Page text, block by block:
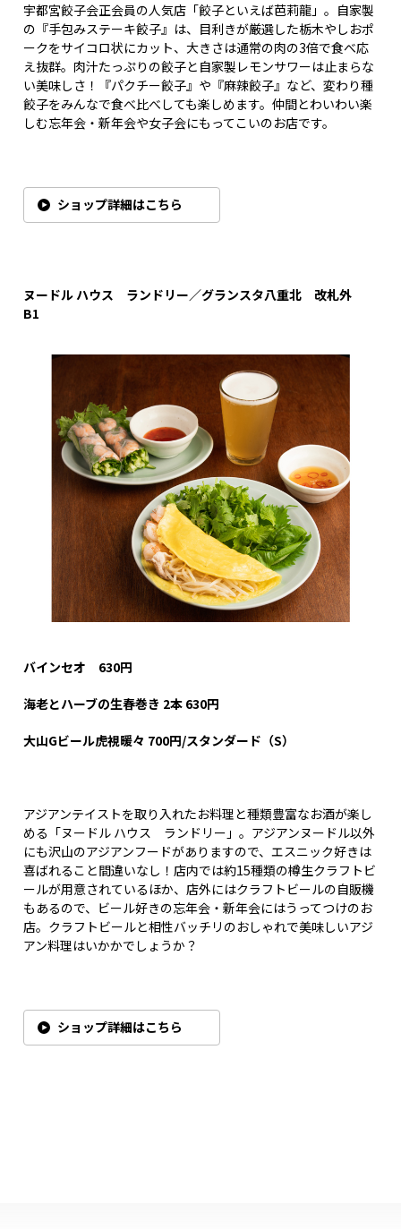
宇都宮餃子会正会員の人気店「餃子といえば芭莉龍」。自家製
の『手包みステーキ餃子』は、目利きが厳選した栃木やしおポ
ークをサイコロ状にカット、大きさは通常の肉の3倍で食べ応
え抜群。肉汁たっぷりの餃子と自家製レモンサワーは止まらな
い美味しさ！『パクチー餃子』や『麻辣餃子』など、変わり種
餃子をみんなで食べ比べしても楽しめます。仲間とわいわい楽
しむ忘年会・新年会や女子会にもってこいのお店です。
ショップ詳細はこちら
ヌードル ハウス ランドリー／グランスタ八重北 改札外
B1
バインセオ 630円
海老とハーブの生春巻き 2本 630円
大山Gビール虎視暖々 700円/スタンダード（S）
アジアンテイストを取り入れたお料理と種類豊富なお酒が楽し
める「ヌードル ハウス ランドリー」。アジアンヌードル以外
にも沢山のアジアンフードがありますので、エスニック好きは
喜ばれること間違いなし！店内では約15種類の樽生クラフトビ
ールが用意されているほか、店外にはクラフトビールの自販機
もあるので、ビール好きの忘年会・新年会にはうってつけのお
店。クラフトビールと相性バッチリのおしゃれで美味しいアジ
アン料理はいかかでしょうか？
ショップ詳細はこちら